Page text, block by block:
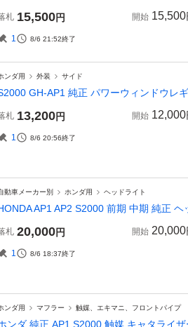
札 15,500円 開始 15,500
1 8/6 21:52終了
ンダ用 外装 サイド
GH-AP1 純正 パワーウィンドウレ
札 13,200円 開始 12,000
1 8/6 20:56終了
動車メーカー別 ホンダ用 ヘッドライト
AP1 AP2 S2000 前期 中期 純正
札 20,000円 開始 20,000
1 8/6 18:37終了
ンダ用 マフラー 触媒、エキマニ、フロントパイプ
ンダ 純正 AP1 S2000 触媒 キャタライ